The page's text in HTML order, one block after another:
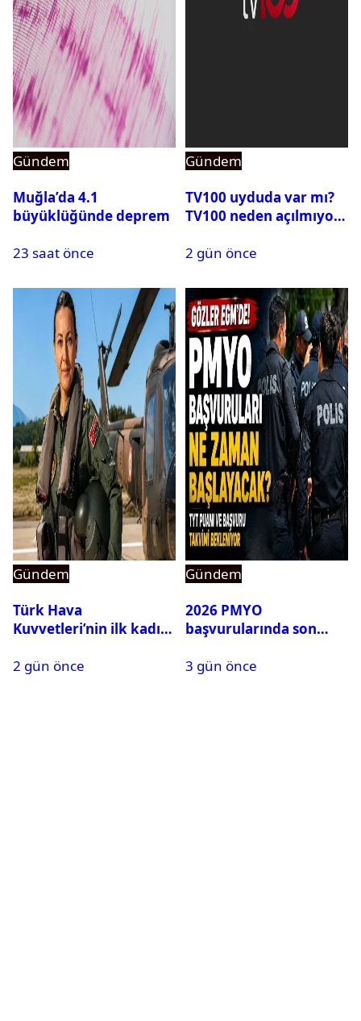
Gündem
Muğla’da 4.1
büyüklüğünde deprem
23 saat önce
Gündem
TV100 uyduda var mı?
TV100 neden açılmıyor?
2 gün önce
Gündem
Türk Hava
Kuvvetleri’nin ilk kadın
Karapınar hakkında
2 gün önce
Gündem
2026 PMYO
başvurularında son
3 gün önce